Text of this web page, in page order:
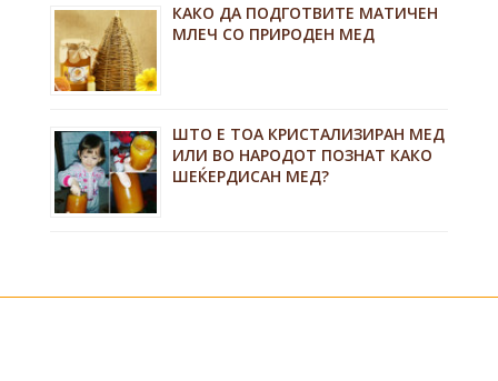
КАКО ДА ПОДГОТВИТЕ МАТИЧЕН
МЛЕЧ СО ПРИРОДЕН МЕД
ШТО Е ТОА КРИСТАЛИЗИРАН МЕД
ИЛИ ВО НАРОДОТ ПОЗНАТ КАКО
ШЕЌЕРДИСАН МЕД?